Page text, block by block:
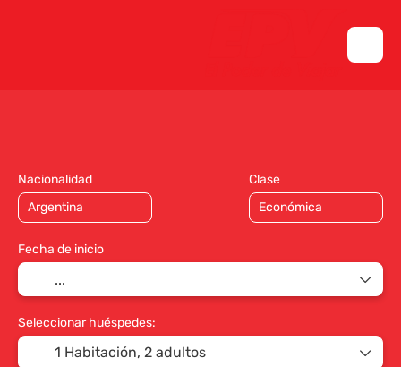
Nacionalidad Clase
Fecha de inicio
Seleccionar huéspedes:
1 Habitación, 2 adultos